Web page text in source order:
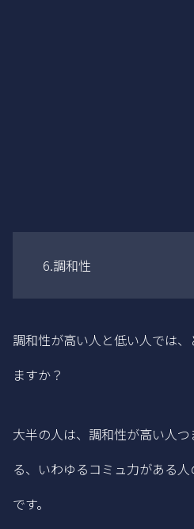
6.調和性
調和性が高い人と低い人では
ますか？
大半の人は、調和性が高い人
る、いわゆるコミュ力がある
です。